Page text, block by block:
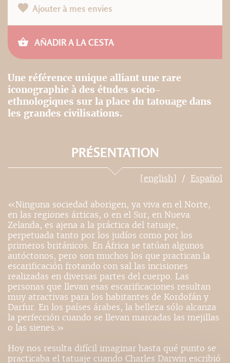
Ajouter à mes envies
AÑADIR A LA CESTA
Une référence unique alliant une rare
iconographie à des études socio-
ethnologiques sur la place du tatouage dans
les grandes civilisations.
PRÉSENTATION
[english] Español
«Ninguna sociedad aborigen, ya viva en el Norte,
en las regiones árticas, o en el Sur, en Nueva
Zelanda, es ajena a la práctica del tatuaje,
perpetuada tanto por los judíos como por los
primeros británicos. En África se tatúan algunos
autóctonos, pero son muchos los que practican la
escarificación frotando con sal las incisiones
realizadas en diversas partes del cuerpo. Las
personas que llevan esas escarificaciones resultan
muy atractivas para los habitantes de Kordofán y
Darfur. En los países árabes, la belleza sólo alcanza
la perfección cuando se llevan marcadas las mejillas
o las sienes.»
Hoy nos resulta difícil imaginar hasta qué punto se
practicaba el tatuaje cuando Charles Darwin escribió